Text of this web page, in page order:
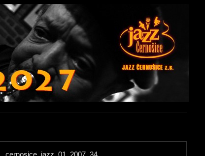
cernosice_jazz_01_2007_34